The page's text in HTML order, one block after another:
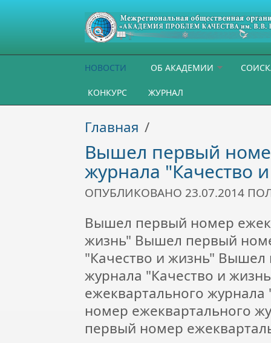
НОВОСТИ ОБ АКАДЕМИИ
КОНКУРС ЖУРНАЛ
Главная /
Вышел первый
журнала "Качество
ОПУБЛИКОВАНО 23.07.2014
Вышел первый номер
жизнь" Вышел первый
"Качество и жизнь"
журнала "Качество и
ежеквартального
номер ежеквартального
первый номер